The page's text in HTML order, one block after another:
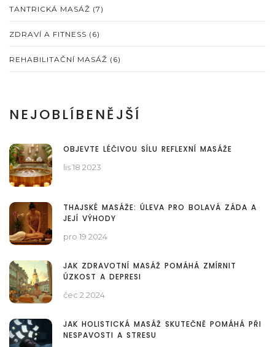
TANTRICKÁ MASÁŽ (7)
ZDRAVÍ A FITNESS (6)
REHABILITAČNÍ MASÁŽ (6)
NEJOBLÍBENĚJŠÍ
OBJEVTE LÉČIVOU SÍLU REFLEXNÍ MASÁŽE
lis 18 2023
THAJSKÉ MASÁŽE: ÚLEVA PRO BOLAVÁ ZÁDA A
JEJÍ VÝHODY
pro 19 2024
JAK ZDRAVOTNÍ MASÁŽ POMÁHÁ ZMÍRNIT
ÚZKOST A DEPRESI
čec 2 2024
JAK HOLISTICKÁ MASÁŽ SKUTEČNĚ POMÁHÁ PŘI
NESPAVOSTI A STRESU